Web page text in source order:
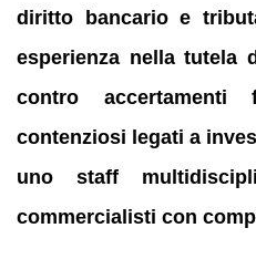
diritto bancario e
esperienza nella tutela
contro accertamenti
contenziosi legati a
uno staff
commercialisti con